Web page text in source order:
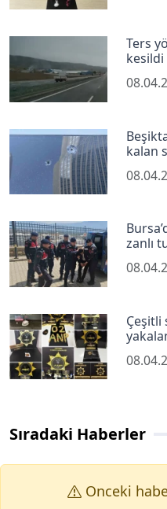
Ters
kesildi
kalan
zanlı
Çeşitli
Sıradaki Haberler
Onceki